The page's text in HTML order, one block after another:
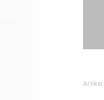
Artikel